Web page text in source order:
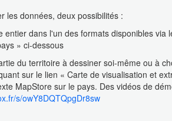
les données, deux possibilités :
entier dans l'un des formats disponibles
» ci-dessous
du territoire à dessiner soi-même ou à
sur le lien « Carte de visualisation et
MapStore sur le pays. Des vidéos de
s/owY8DQTQpgDr8sw